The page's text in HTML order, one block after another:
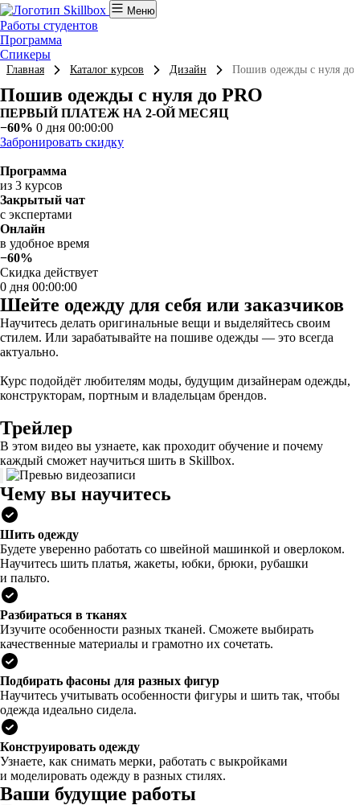
Меню
Работы студентов
Программа
Спикеры
Главная Каталог курсов Дизайн Пошив одежды с нуля до
Пошив одежды с нуля до PRO
ПЕРВЫЙ ПЛАТЕЖ НА 2-ОЙ МЕСЯЦ
−60% 0 дня 00:00:00
Забронировать скидку
Программа
из 3 курсов
Закрытый чат
с экспертами
Онлайн
в удобное время
−60%
Скидка действует
0 дня 00:00:00
Шейте одежду для себя или заказчиков
Научитесь делать оригинальные вещи и выделяйтесь своим
стилем. Или зарабатывайте на пошиве одежды — это всегда
актуально.
Курс подойдёт любителям моды, будущим дизайнерам одежды,
конструкторам, портным и владельцам брендов.
Трейлер
В этом видео вы узнаете, как проходит обучение и почему
каждый сможет научиться шить в Skillbox.
Чему вы научитесь
Шить одежду
Будете уверенно работать со швейной машинкой и оверлоком.
Научитесь шить платья, жакеты, юбки, брюки, рубашки
и пальто.
Разбираться в тканях
Изучите особенности разных тканей. Сможете выбирать
качественные материалы и грамотно их сочетать.
Подбирать фасоны для разных фигур
Научитесь учитывать особенности фигуры и шить так, чтобы
одежда идеально сидела.
Конструировать одежду
Узнаете, как снимать мерки, работать с выкройками
и моделировать одежду в разных стилях.
Ваши будущие работы